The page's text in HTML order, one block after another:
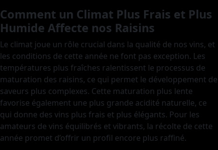
Comment un Climat Plus Frais et Plus
Humide Affecte nos Raisins
Le climat joue un rôle crucial dans la qualité de nos vins, et
les conditions de cette année ne font pas exception. Les
températures plus fraîches ralentissent le processus de
maturation des raisins, ce qui permet le développement de
saveurs plus complexes. Cette maturation plus lente
favorise également une plus grande acidité naturelle, ce
qui donne des vins plus frais et plus élégants. Pour les
amateurs de vins équilibrés et vibrants, la récolte de cette
année promet d’offrir un profil encore plus raffiné.